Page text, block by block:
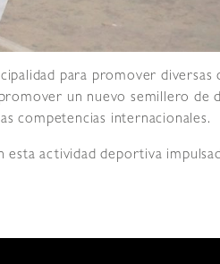
para promover diversas
un nuevo semillero de
competencias internacionales.
esta actividad deportiva